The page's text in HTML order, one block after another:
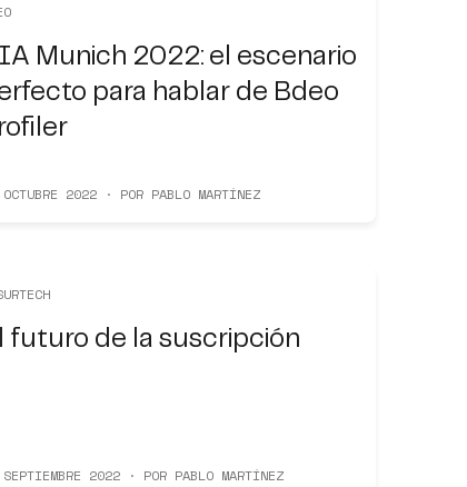
Munich 2022: el escenario
para hablar de Bdeo
2022 · POR PABLO MARTÍNEZ
futuro de la suscripción
2022 · POR PABLO MARTÍNEZ